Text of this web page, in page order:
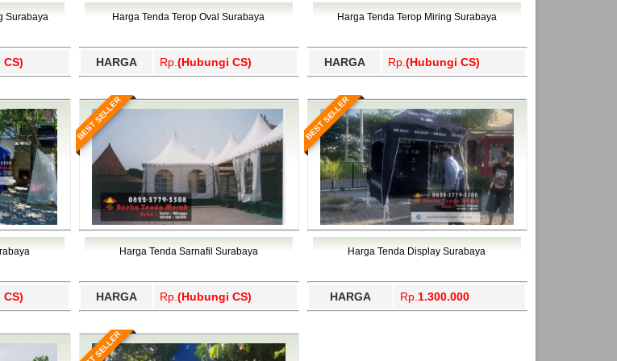
Way Kanan, Wonogiri, Wonosobo, Yahukimo, Yalimo, Yogyakarta.
Surabaya Harga Tenda Terop Oval Surabaya
HARGA Rp. (Hubungi CS)
Harga Tenda Terop Miring Surabaya
HARGA Rp. (Hubungi CS)
BEST SELLER
Harga Tenda Sarnafil Surabaya
HARGA Rp. (Hubungi CS)
BEST SELLER
Harga Tenda Display Surabaya
HARGA Rp. 1.300.000